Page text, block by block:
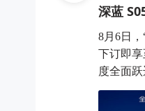
深蓝
8月6日
下订即
度全面